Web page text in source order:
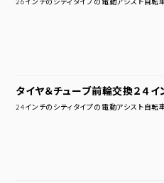
タイヤ＆チューブ前輪交換２４イ
24インチのシティタイプの電動アシスト自転